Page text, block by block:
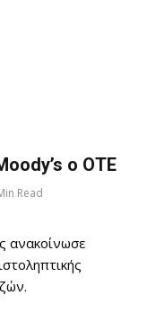
ο ΟΤΕ
Read
ανακοίνωσε